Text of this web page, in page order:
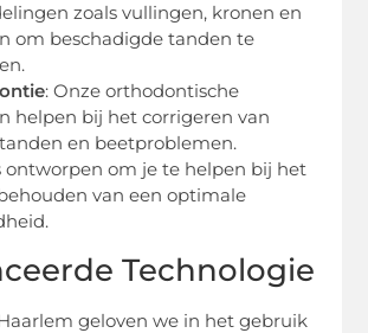
zoals vullingen, kronen en
om beschadigde tanden te
: Onze orthodontische
helpen bij het corrigeren van
en beetproblemen.
ontworpen om je te helpen bij het
van een optimale
Technologie
geloven we in het gebruik